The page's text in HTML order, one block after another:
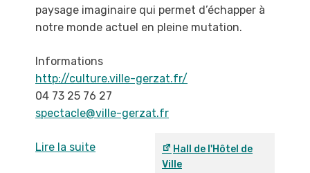
paysage imaginaire qui permet d’échapper à
notre monde actuel en pleine mutation.
Informations
http://culture.ville-gerzat.fr/
04 73 25 76 27
spectacle@ville-gerzat.fr
Hall de l'Hôtel de
Ville
Lire la suite